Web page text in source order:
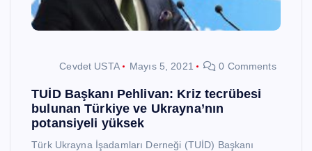
Cevdet USTA Mayıs 5, 2021 0 Comments
TUİD Başkanı Pehlivan: Kriz tecrübesi
bulunan Türkiye ve Ukrayna’nın
potansiyeli yüksek
Türk Ukrayna İşadamları Derneği (TUİD) Başkanı